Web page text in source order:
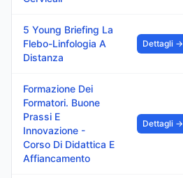
5 Young Briefing La
Flebo-Linfologia A
Distanza
Dettagli →
Formazione Dei
Formatori. Buone
Prassi E
Innovazione -
Corso Di Didattica E
Affiancamento
Dettagli →